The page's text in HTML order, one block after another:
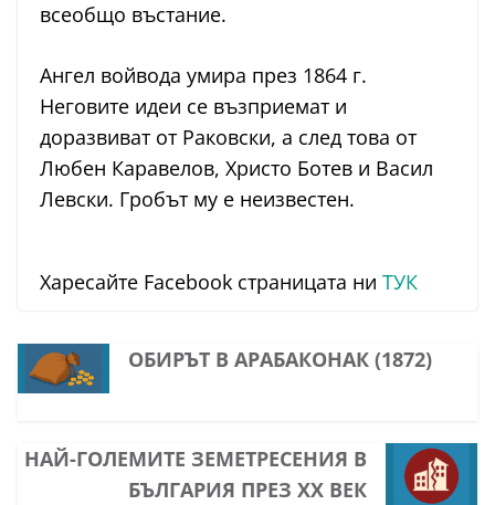
всеобщо въстание.
Ангел войвода умира през 1864 г.
Неговите идеи се възприемат и
доразвиват от Раковски, а след това от
Любен Каравелов, Христо Ботев и Васил
Левски. Гробът му е неизвестен.
Харесайте Facebook страницата ни ТУК
ОБИРЪТ В АРАБАКОНАК (1872)
НАЙ-ГОЛЕМИТЕ ЗЕМЕТРЕСЕНИЯ В
БЪЛГАРИЯ ПРЕЗ XX ВЕК